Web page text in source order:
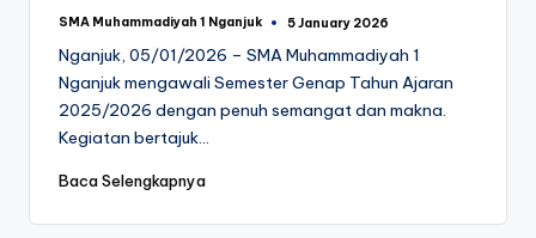
Posted
SMA Muhammadiyah 1 Nganjuk 5 January 2026
Nganjuk, 05/01/2026 – SMA Muhammadiyah 1
Nganjuk mengawali Semester Genap Tahun Ajaran
2025/2026 dengan penuh semangat dan makna.
Kegiatan bertajuk…
Baca Selengkapnya